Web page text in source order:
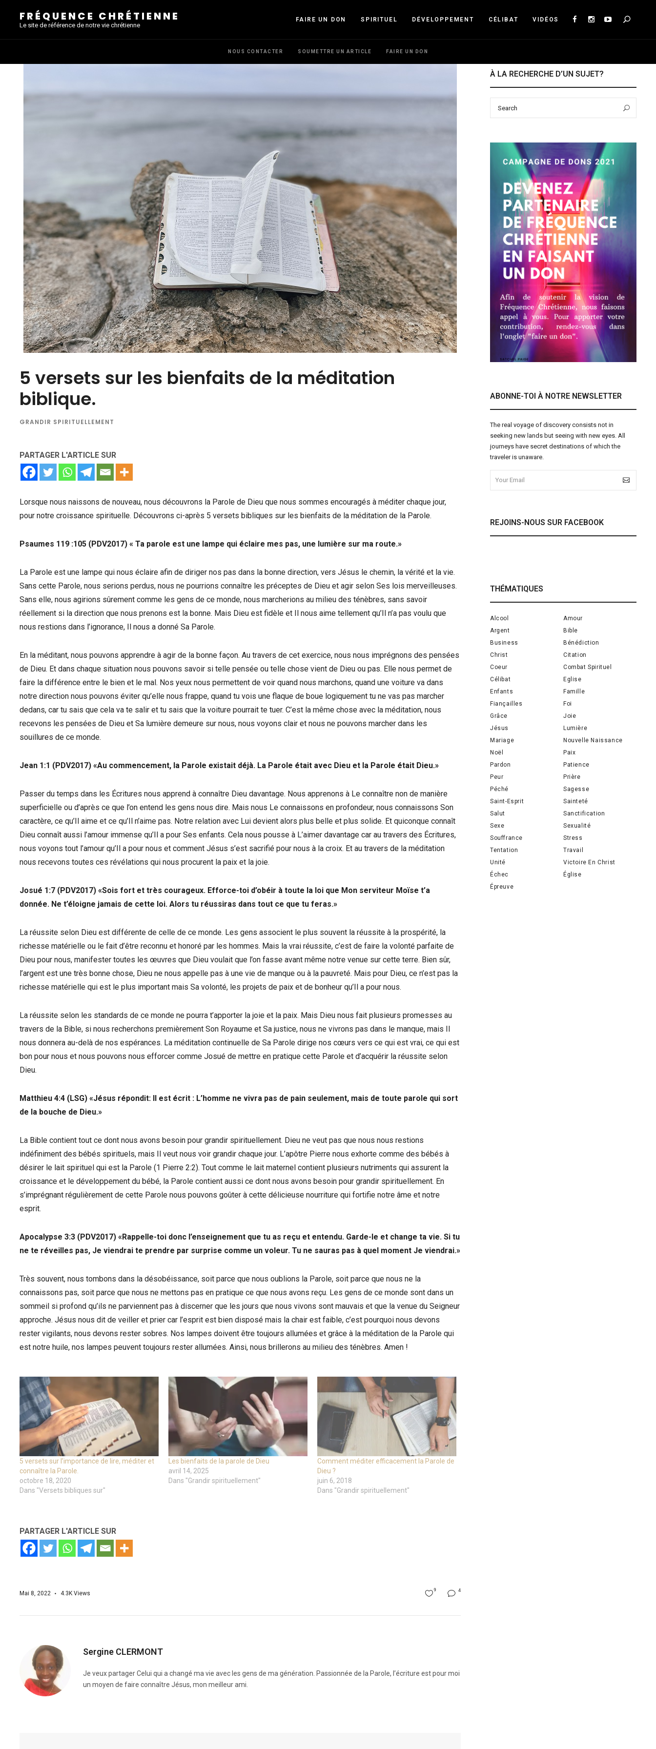
FRÉQUENCE CHRÉTIENNE
Le site de référence de notre vie chrétienne
FAIRE UN DON SPIRITUEL DÉVELOPPEMENT CÉLIBAT VIDÉOS
NOUS CONTACTER SOUMETTRE UN ARTICLE FAIRE UN DON
5 versets sur les bienfaits de la méditation
biblique.
GRANDIR SPIRITUELLEMENT
PARTAGER L'ARTICLE SUR
Lorsque nous naissons de nouveau, nous découvrons la Parole de Dieu que nous sommes encouragés à méditer chaque jour,
pour notre croissance spirituelle. Découvrons ci-après 5 versets bibliques sur les bienfaits de la méditation de la Parole.
Psaumes‬ ‭119 :105‬ (PDV2017) « Ta parole est une lampe qui éclaire mes pas, une lumière sur ma route.»
La Parole est une lampe qui nous éclaire afin de diriger nos pas dans la bonne direction, vers Jésus le chemin, la vérité et la vie.
Sans cette Parole, nous serions perdus, nous ne pourrions connaître les préceptes de Dieu et agir selon Ses lois merveilleuses.
Sans elle, nous agirions sûrement comme les gens de ce monde, nous marcherions au milieu des ténèbres, sans savoir
réellement si la direction que nous prenons est la bonne. Mais Dieu est fidèle et Il nous aime tellement qu’Il n’a pas voulu que
nous restions dans l’ignorance, Il nous a donné Sa Parole.
En la méditant, nous pouvons apprendre à agir de la bonne façon. Au travers de cet exercice, nous nous imprégnons des pensées
de Dieu. Et dans chaque situation nous pouvons savoir si telle pensée ou telle chose vient de Dieu ou pas. Elle nous permet de
faire la différence entre le bien et le mal. Nos yeux nous permettent de voir quand nous marchons, quand une voiture va dans
notre direction nous pouvons éviter qu’elle nous frappe, quand tu vois une flaque de boue logiquement tu ne vas pas marcher
dedans, car tu sais que cela va te salir et tu sais que la voiture pourrait te tuer. C’est la même chose avec la méditation, nous
recevons les pensées de Dieu et Sa lumière demeure sur nous, nous voyons clair et nous ne pouvons marcher dans les
souillures de ce monde.
‭‭Jean‬ ‭1:1‬ (PDV2017) «Au commencement, la Parole existait déjà. La Parole était avec Dieu et la Parole était Dieu.»
Passer du temps dans les Écritures nous apprend à connaître Dieu davantage. Nous apprenons à Le connaître non de manière
superficielle ou d’après ce que l’on entend les gens nous dire. Mais nous Le connaissons en profondeur, nous connaissons Son
caractère, ce qu’Il aime et ce qu’Il n’aime pas. Notre relation avec Lui devient alors plus belle et plus solide. Et quiconque connaît
Dieu connaît aussi l’amour immense qu’Il a pour Ses enfants. Cela nous pousse à L’aimer davantage car au travers des Écritures,
nous voyons tout l’amour qu’Il a pour nous et comment Jésus s’est sacrifié pour nous à la croix. Et au travers de la méditation
nous recevons toutes ces révélations qui nous procurent la paix et la joie.
‭‭Josué‬ ‭1:7‬ (‭PDV2017‬‬) «Sois fort et très courageux. Efforce-toi d’obéir à toute la loi que Mon serviteur Moïse t’a
donnée. Ne t’éloigne jamais de cette loi. Alors tu réussiras dans tout ce que tu feras.»
La réussite selon Dieu est différente de celle de ce monde. Les gens associent le plus souvent la réussite à la prospérité, la
richesse matérielle ou le fait d’être reconnu et honoré par les hommes. Mais la vrai réussite, c’est de faire la volonté parfaite de
Dieu pour nous, manifester toutes les œuvres que Dieu voulait que l’on fasse avant même notre venue sur cette terre. Bien sûr,
l’argent est une très bonne chose, Dieu ne nous appelle pas à une vie de manque ou à la pauvreté. Mais pour Dieu, ce n’est pas la
richesse matérielle qui est le plus important mais Sa volonté, les projets de paix et de bonheur qu’Il a pour nous.
La réussite selon les standards de ce monde ne pourra t’apporter la joie et la paix. Mais Dieu nous fait plusieurs promesses au
travers de la Bible, si nous recherchons premièrement Son Royaume et Sa justice, nous ne vivrons pas dans le manque, mais Il
nous donnera au-delà de nos espérances. La méditation continuelle de Sa Parole dirige nos cœurs vers ce qui est vrai, ce qui est
bon pour nous et nous pouvons nous efforcer comme Josué de mettre en pratique cette Parole et d’acquérir la réussite selon
Dieu.
‭‭Matthieu‬ ‭4:4‬ (‭LSG‬‬) «Jésus répondit: Il est écrit : L’homme ne vivra pas de pain seulement, mais de toute parole qui sort
de la bouche de Dieu.»
La Bible contient tout ce dont nous avons besoin pour grandir spirituellement. Dieu ne veut pas que nous nous restions
indéfiniment des bébés spirituels, mais Il veut nous voir grandir chaque jour. L’apôtre Pierre nous exhorte comme des bébés à
désirer le lait spirituel qui est la Parole (1 Pierre 2:2). Tout comme le lait maternel contient plusieurs nutriments qui assurent la
croissance et le développement du bébé, la Parole contient aussi ce dont nous avons besoin pour grandir spirituellement. En
s’imprégnant régulièrement de cette Parole nous pouvons goûter à cette délicieuse nourriture qui fortifie notre âme et notre
esprit.
‭‭Apocalypse‬ ‭3:3‬ (‭PDV2017‬‬) «Rappelle-toi donc l’enseignement que tu as reçu et entendu. Garde-le et change ta vie. Si tu
ne te réveilles pas, Je viendrai te prendre par surprise comme un voleur. Tu ne sauras pas à quel moment Je viendrai.»
Très souvent, nous tombons dans la désobéissance, soit parce que nous oublions la Parole, soit parce que nous ne la
connaissons pas, soit parce que nous ne mettons pas en pratique ce que nous avons reçu. Les gens de ce monde sont dans un
sommeil si profond qu’ils ne parviennent pas à discerner que les jours que nous vivons sont mauvais et que la venue du Seigneur
approche. Jésus nous dit de veiller et prier car l’esprit est bien disposé mais la chair est faible, c’est pourquoi nous devons
rester vigilants, nous devons rester sobres. Nos lampes doivent être toujours allumées et grâce à la méditation de la Parole qui
est notre huile, nos lampes peuvent toujours rester allumées. Ainsi, nous brillerons au milieu des ténèbres. Amen !
5 versets sur l’importance de lire, méditer et
connaître la Parole.
octobre 18, 2020
Dans "Versets bibliques sur"
Les bienfaits de la parole de Dieu
avril 14, 2025
Dans "Grandir spirituellement"
Comment méditer efficacement la Parole de
Dieu ?
juin 6, 2018
Dans "Grandir spirituellement"
PARTAGER L'ARTICLE SUR
Mai 8, 2022 4.3K Views 4
9
Sergine CLERMONT
Je veux partager Celui qui a changé ma vie avec les gens de ma génération. Passionnée de la Parole, l’écriture est pour moi
un moyen de faire connaître Jésus, mon meilleur ami.
À LA RECHERCHE D’UN SUJET?
ABONNE-TOI À NOTRE NEWSLETTER
The real voyage of discovery consists not in
seeking new lands but seeing with new eyes. All
journeys have secret destinations of which the
traveler is unaware.
REJOINS-NOUS SUR FACEBOOK
THÉMATIQUES
Alcool
Amour
Argent
Bible
Business
Bénédiction
Christ
Citation
Coeur
Combat Spirituel
Célibat
Eglise
Enfants
Famille
Fiançailles
Foi
Grâce
Joie
Jésus
Lumière
Mariage
Nouvelle Naissance
Noël
Paix
Pardon
Patience
Peur
Prière
Péché
Sagesse
Saint-Esprit
Sainteté
Salut
Sanctification
Sexe
Sexualité
Souffrance
Stress
Tentation
Travail
Unité
Victoire En Christ
Échec
Église
Épreuve